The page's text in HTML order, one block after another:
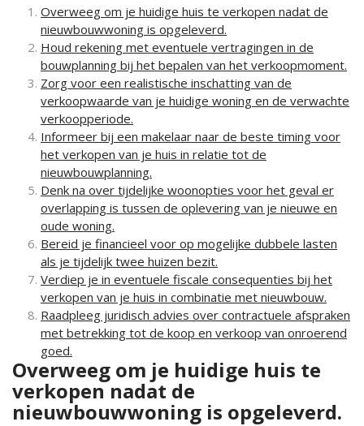
Overweeg om je huidige huis te verkopen nadat de
nieuwbouwwoning is opgeleverd.
Houd rekening met eventuele vertragingen in de
bouwplanning bij het bepalen van het verkoopmoment.
Zorg voor een realistische inschatting van de
verkoopwaarde van je huidige woning en de verwachte
verkoopperiode.
Informeer bij een makelaar naar de beste timing voor
het verkopen van je huis in relatie tot de
nieuwbouwplanning.
Denk na over tijdelijke woonopties voor het geval er
overlapping is tussen de oplevering van je nieuwe en
oude woning.
Bereid je financieel voor op mogelijke dubbele lasten
als je tijdelijk twee huizen bezit.
Verdiep je in eventuele fiscale consequenties bij het
verkopen van je huis in combinatie met nieuwbouw.
Raadpleeg juridisch advies over contractuele afspraken
met betrekking tot de koop en verkoop van onroerend
goed.
Overweeg om je huidige huis te
verkopen nadat de
nieuwbouwwoning is opgeleverd.